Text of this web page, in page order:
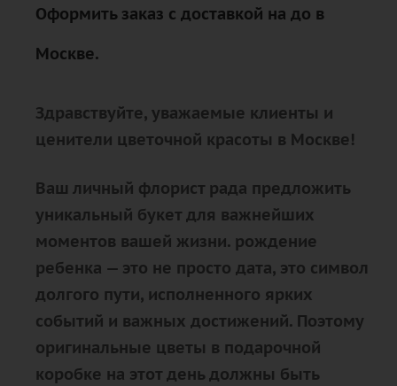
Оформить заказ с доставкой на до в
Москве.
Здравствуйте, уважаемые клиенты и
ценители цветочной красоты в Москве!
Ваш личный флорист рада предложить
уникальный букет для важнейших
моментов вашей жизни. рождение
ребенка — это не просто дата, это символ
долгого пути, исполненного ярких
событий и важных достижений. Поэтому
оригинальные цветы в подарочной
коробке на этот день должны быть